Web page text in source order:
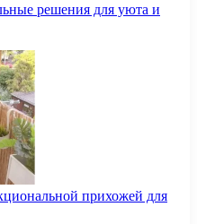
решения для уюта и
прихожей для